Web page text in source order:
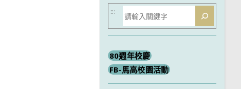
搜
尋
:::
80週年校慶
FB-馬高校園活動